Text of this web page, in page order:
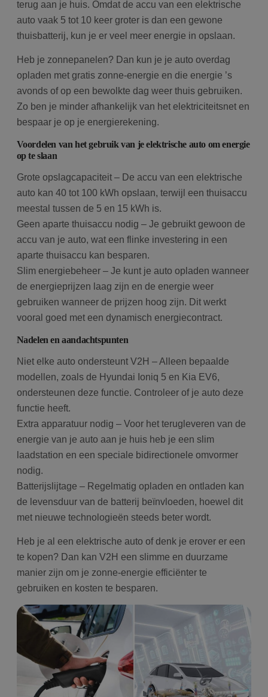
terug aan je huis. Omdat de accu van een elektrische
auto vaak 5 tot 10 keer groter is dan een gewone
thuisbatterij, kun je er veel meer energie in opslaan.
Heb je zonnepanelen? Dan kun je je auto overdag
opladen met gratis zonne-energie en die energie ’s
avonds of op een bewolkte dag weer thuis gebruiken.
Zo ben je minder afhankelijk van het elektriciteitsnet en
bespaar je op je energierekening.
Voordelen van het gebruik van je elektrische auto om energie
op te slaan
Grote opslagcapaciteit – De accu van een elektrische
auto kan 40 tot 100 kWh opslaan, terwijl een thuisaccu
meestal tussen de 5 en 15 kWh is.
Geen aparte thuisaccu nodig – Je gebruikt gewoon de
accu van je auto, wat een flinke investering in een
aparte thuisaccu kan besparen.
Slim energiebeheer – Je kunt je auto opladen wanneer
de energieprijzen laag zijn en de energie weer
gebruiken wanneer de prijzen hoog zijn. Dit werkt
vooral goed met een dynamisch energiecontract.
Nadelen en aandachtspunten
Niet elke auto ondersteunt V2H – Alleen bepaalde
modellen, zoals de Hyundai Ioniq 5 en Kia EV6,
ondersteunen deze functie. Controleer of je auto deze
functie heeft.
Extra apparatuur nodig – Voor het terugleveren van de
energie van je auto aan je huis heb je een slim
laadstation en een speciale bidirectionele omvormer
nodig.
Batterijslijtage – Regelmatig opladen en ontladen kan
de levensduur van de batterij beïnvloeden, hoewel dit
met nieuwe technologieën steeds beter wordt.
Heb je al een elektrische auto of denk je erover er een
te kopen? Dan kan V2H een slimme en duurzame
manier zijn om je zonne-energie efficiënter te
gebruiken en kosten te besparen.